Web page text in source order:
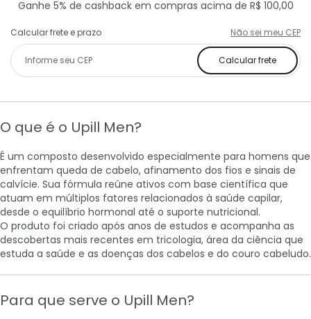
Ganhe 5% de cashback em compras acima de R$ 100,00
Calcular frete e prazo Não sei meu CEP
Calcular frete
O que é o Upill Men?
É um composto desenvolvido especialmente para homens que
enfrentam queda de cabelo, afinamento dos fios e sinais de
calvície. Sua fórmula reúne ativos com base científica que
atuam em múltiplos fatores relacionados à saúde capilar,
desde o equilíbrio hormonal até o suporte nutricional.
O produto foi criado após anos de estudos e acompanha as
descobertas mais recentes em tricologia, área da ciência que
estuda a saúde e as doenças dos cabelos e do couro cabeludo.
Para que serve o Upill Men?